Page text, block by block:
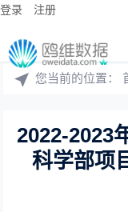
登录 注册
您当前的位置：
2022-2023
科学部项